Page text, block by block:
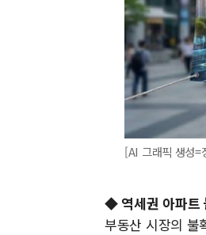
[AI 그래픽 생성=
◆ 역세권 아파트
부동산 시장의 불